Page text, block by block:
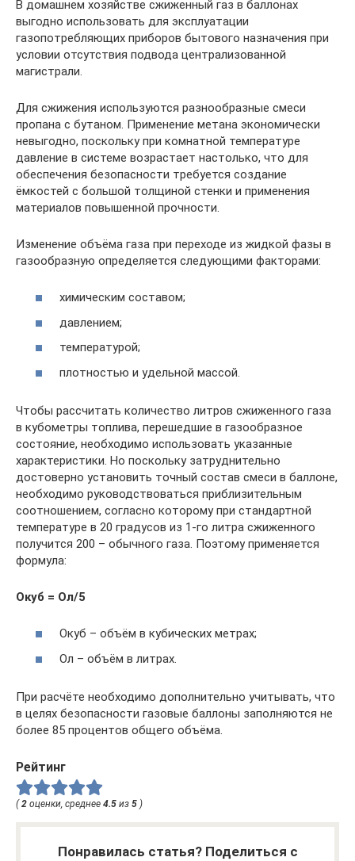
В домашнем хозяйстве сжиженный газ в баллонах
выгодно использовать для эксплуатации
газопотребляющих приборов бытового назначения при
условии отсутствия подвода централизованной
магистрали.
Для сжижения используются разнообразные смеси
пропана с бутаном. Применение метана экономически
невыгодно, поскольку при комнатной температуре
давление в системе возрастает настолько, что для
обеспечения безопасности требуется создание
ёмкостей с большой толщиной стенки и применения
материалов повышенной прочности.
Изменение объёма газа при переходе из жидкой фазы в
газообразную определяется следующими факторами:
химическим составом;
давлением;
температурой;
плотностью и удельной массой.
Чтобы рассчитать количество литров сжиженного газа
в кубометры топлива, перешедшие в газообразное
состояние, необходимо использовать указанные
характеристики. Но поскольку затруднительно
достоверно установить точный состав смеси в баллоне,
необходимо руководствоваться приблизительным
соотношением, согласно которому при стандартной
температуре в 20 градусов из 1-го литра сжиженного
получится 200 – обычного газа. Поэтому применяется
формула:
Окуб = Ол/5
Окуб – объём в кубических метрах;
Ол – объём в литрах.
При расчёте необходимо дополнительно учитывать, что
в целях безопасности газовые баллоны заполняются не
более 85 процентов общего объёма.
Рейтинг
( 2 оценки, среднее 4.5 из 5 )
Понравилась статья? Поделиться с